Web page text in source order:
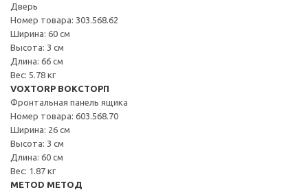
Дверь
Номер товара: 303.568.62
Ширина: 60 см
Высота: 3 см
Длина: 66 см
Вес: 5.78 кг
VOXTORP ВОКСТОРП
Фронтальная панель ящика
Номер товара: 603.568.70
Ширина: 26 см
Высота: 3 см
Длина: 60 см
Вес: 1.87 кг
METOD МЕТОД